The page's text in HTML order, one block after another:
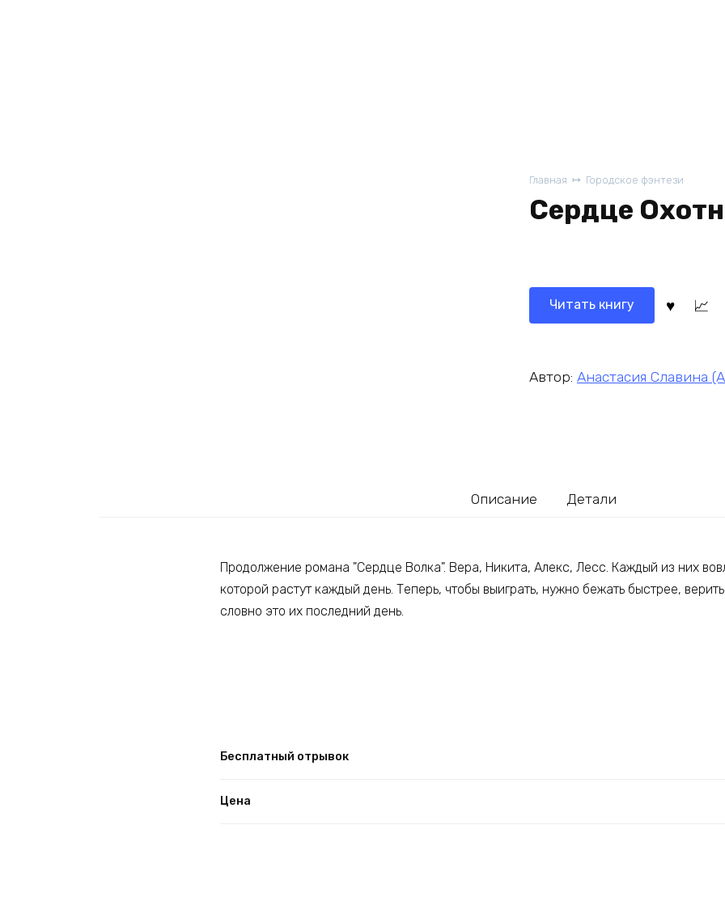
Главная Городское фэнтези
Сердце
Читать книгу
Автор: Анастасия Славина
Описание Детали
Продолжение романа "Сердце Волка". Вера, Никита, Алекс, Лесс. Каждый из них
которой растут каждый день. Теперь, чтобы выиграть, нужно бежать быстрее,
словно это их последний день.
Бесплатный отрывок
Цена